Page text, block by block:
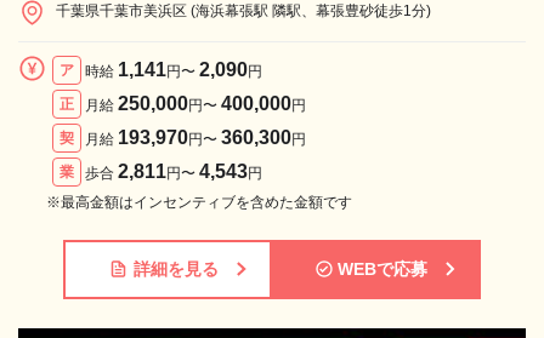
千葉県千葉市美浜区 (海浜幕張駅 隣駅、幕張豊砂徒歩1分)
ア 時給 1,141円〜 2,090円
正
月給 250,000円〜 400,000円
契
月給 193,970円〜 360,300円
業
歩合 2,811円〜 4,543円
※最高金額はインセンティブを含めた金額です
詳細を見る WEBで応募